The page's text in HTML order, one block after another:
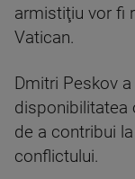
armistiţiu vor fi
Vatican.
Dmitri Peskov
disponibilitatea
de a contribui
conflictului.